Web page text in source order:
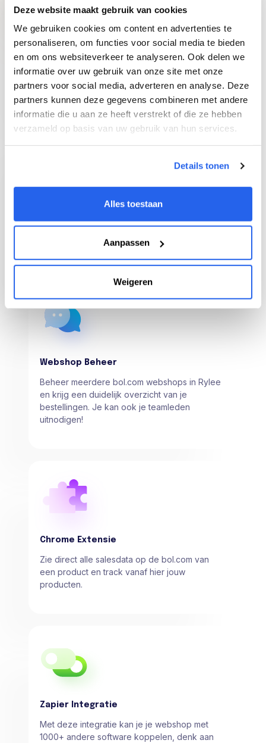
Deze website maakt gebruik van cookies
We gebruiken cookies om content en advertenties te
personaliseren, om functies voor social media te bieden
en om ons websiteverkeer te analyseren. Ook delen we
informatie over uw gebruik van onze site met onze
partners voor social media, adverteren en analyse. Deze
partners kunnen deze gegevens combineren met andere
informatie die u aan ze heeft verstrekt of die ze hebben
verzameld op basis van uw gebruik van hun services.
Details tonen
Alles toestaan
Aanpassen
Weigeren
De Product Tracker
Track onbeperkt producten om jouw
winnende product te vinden! Krijg inzicht in
verkoopdata van je competitie.
product vinden op basis van filters die jij
Webshop Beheer
Beheer meerdere bol.com webshops in Rylee
en krijg een duidelijk overzicht van je
bestellingen. Je kan ook je teamleden
uitnodigen!
Chrome Extensie
Zie direct alle salesdata op de bol.com van
een product en track vanaf hier jouw
producten.
Zapier Integratie
Met deze integratie kan je je webshop met
1000+ andere software koppelen, denk aan